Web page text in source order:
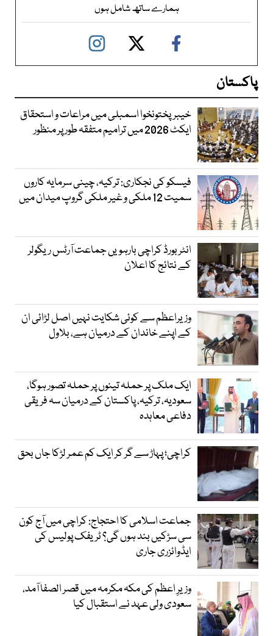
ہمارے ساتھ شامل ہوں
پاکستان
خیبرپختونخوا اسمبلی میں مراعات و استحقاق
ایکٹ 2026 میں ترامیم متفقہ طور پر منظور
فیسکو کی نجکاری: ترکیہ، چینی سرمایہ کاروں
سمیت 12 ملکی و غیر ملکی گروپ میدان میں
انٹر بورڈ کراچی بارہویں جماعت آرٹس ریگولر
کے نتائج کا اعلان
وزیراعظم سے کوئی شکایت نہیں اصل لڑائی ان
کے اپنے خاندان کے درمیان ہے، بلاول
ایک ملک پر حملہ تینوں پر حملہ تصور ہوگا،
سعودیہ، ترکیہ، پاکستان کے درمیان سہ فریقی
دفاعی معاہدہ
کراچی؛ پہاڑ سے گر کر ایک کم عمر لڑکا جاں بحق
جماعت اسلامی کا احتجاج: کراچی میں آج کون
سی سڑکیں بند ہوں گی؟ ٹریفک پولیس کی
ایڈوائزری جاری
وزیرِ اعظم کی مکہ مکرمہ میں قصر الصفا آمد،
سعودی ولی عہد نے استقبال کیا